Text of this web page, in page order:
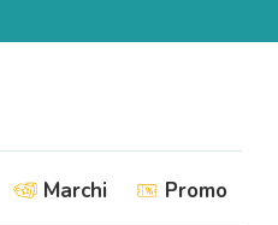
Marchi Promo